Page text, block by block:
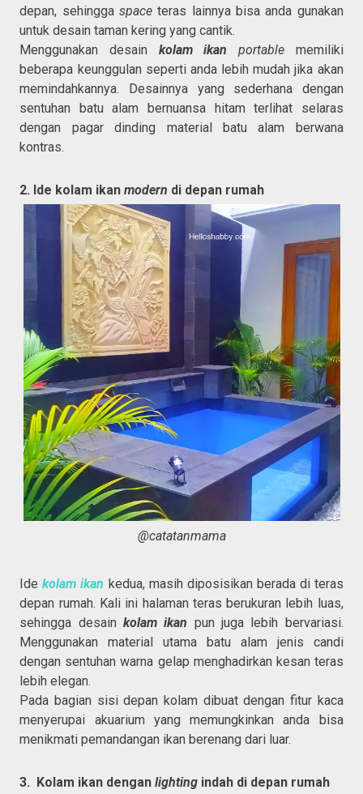
depan, sehinggaspaceteras lainnya bisa anda gunakan
untuk desain taman kering yang cantik.
Menggunakan desain kolam ikan portable memiliki
beberapa keunggulan seperti anda lebih mudah jika akan
memindahkannya. Desainnya yang sederhana dengan
sentuhan batu alam bernuansa hitam terlihat selaras
dengan pagar dinding material batu alam berwana
kontras.
2. Ide kolam ikanmodern di depan rumah
@catatanmama
Idekolam ikan kedua, masih diposisikan berada di teras
depan rumah. Kali ini halaman teras berukuran lebih luas,
sehingga desainkolam ikan pun juga lebih bervariasi.
Menggunakan material utama batu alam jenis candi
dengan sentuhan warna gelap menghadirkan kesan teras
lebih elegan.
Pada bagian sisi depan kolam dibuat dengan fitur kaca
menyerupai akuarium yang memungkinkan anda bisa
menikmati pemandangan ikan berenang dari luar.
3. Kolam ikan denganlighting indah di depan rumah